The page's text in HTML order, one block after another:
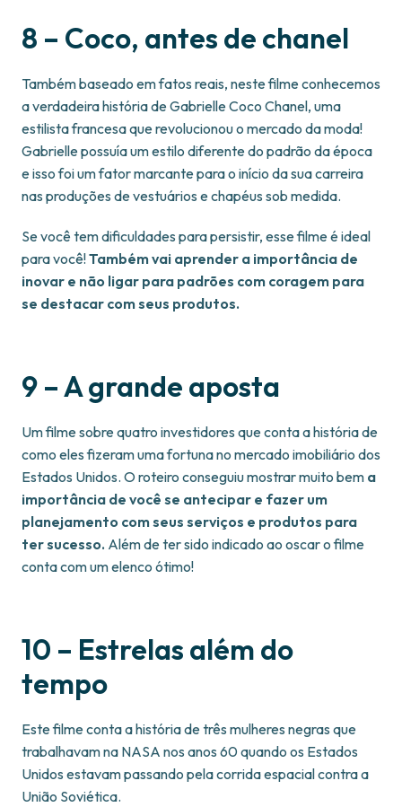
8 – Coco, antes de chanel
Também baseado em fatos reais, neste filme conhecemos
a verdadeira história de Gabrielle Coco Chanel, uma
estilista francesa que revolucionou o mercado da moda!
Gabrielle possuía um estilo diferente do padrão da época
e isso foi um fator marcante para o início da sua carreira
nas produções de vestuários e chapéus sob medida.
Se você tem dificuldades para persistir, esse filme é ideal
para você!Também vai aprender a importância de
inovar e não ligar para padrões com coragem para
se destacar com seus produtos.
9 – A grande aposta
Um filme sobre quatro investidores que conta a história de
como eles fizeram uma fortuna no mercado imobiliário dos
Estados Unidos. O roteiro conseguiu mostrar muito bem a
importância de você se antecipar e fazer um
planejamento com seus serviços e produtos para
ter sucesso. Além de ter sido indicado ao oscar o filme
conta com um elenco ótimo!
10 – Estrelas além do
tempo
Este filme conta a história de três mulheres negras que
trabalhavam na NASA nos anos 60 quando os Estados
Unidos estavam passando pela corrida espacial contra a
União Soviética.